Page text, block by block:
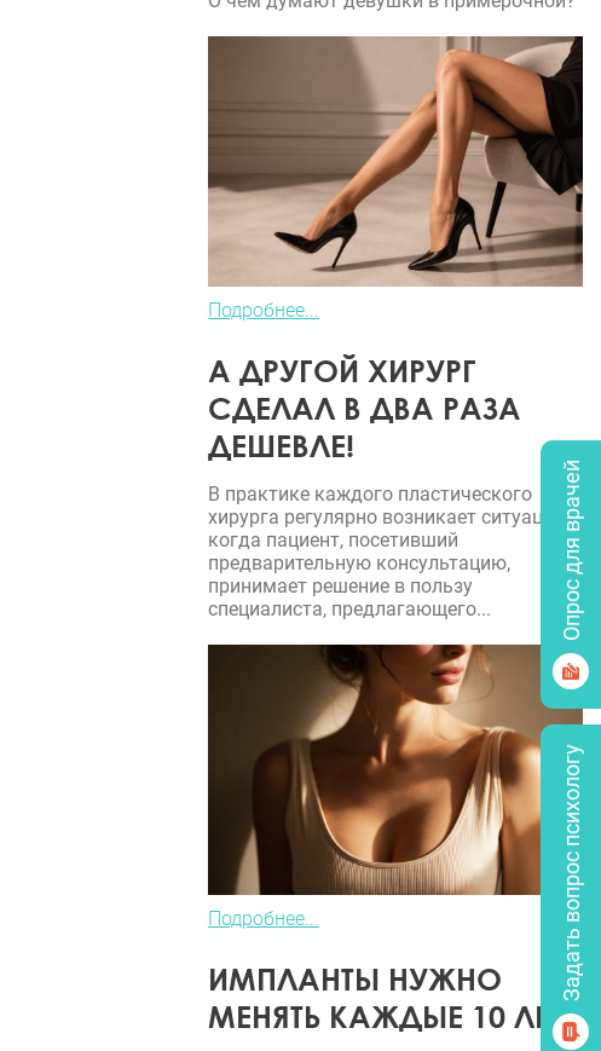
Подробнее...
А ДРУГОЙ ХИРУРГ
СДЕЛАЛ В ДВА РАЗА
ДЕШЕВЛЕ!
В практике каждого пластического
хирурга регулярно возникает ситуация,
когда пациент, посетивший
предварительную консультацию,
принимает решение в пользу
специалиста, предлагающего...
Подробнее...
ИМПЛАНТЫ НУЖНО
МЕНЯТЬ КАЖДЫЕ 10 ЛЕТ?
Опрос для врачей
Задать вопрос психологу